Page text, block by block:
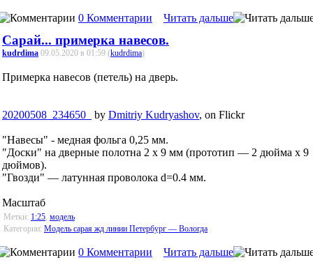
0 Комментарии Читать дальше
Сарай... примерка навесов.
kudrdima 09.05.2020 в 01:59 (kudrdima)
Примерка навесов (петель) на дверь.
20200508_234650_ by Dmitriy Kudryashov, on Flickr
"Навесы" - медная фольга 0,25 мм.
"Доски" на дверные полотна 2 x 9 мм (прототип — 2 дюйма x 9
дюймов).
"Гвозди" — латунная проволока d=0.4 мм.
Масштаб
Метки: 1:25 модель
Категории: Модель сарая жд линии Петербург — Вологда
0 Комментарии Читать дальше